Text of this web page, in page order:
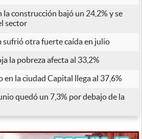
construcción bajó un 24,2% y se
sector
sufrió otra fuerte caída en julio
la pobreza afecta al 33,2%
en la ciudad Capital llega al 37,6%
quedó un 7,3% por debajo de la